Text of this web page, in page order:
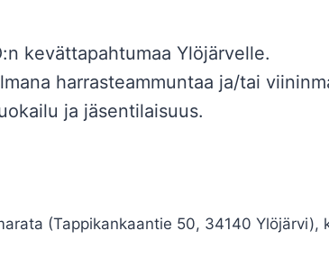
kevättapahtumaa Ylöjärvelle.
harrasteammuntaa ja/tai
ja jäsentilaisuus.
(Tappikankaantie 50, 34140 Ylöjärvi),